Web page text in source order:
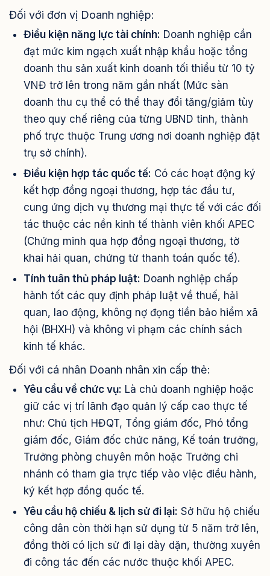
Đối với đơn vị Doanh nghiệp:
Điều kiện năng lực tài chính: Doanh nghiệp cần
đạt mức kim ngạch xuất nhập khẩu hoặc tổng
doanh thu sản xuất kinh doanh tối thiểu từ 10 tỷ
VNĐ trở lên trong năm gần nhất (Mức sàn
doanh thu cụ thể có thể thay đổi tăng/giảm tùy
theo quy chế riêng của từng UBND tỉnh, thành
phố trực thuộc Trung ương nơi doanh nghiệp đặt
trụ sở chính).
Điều kiện hợp tác quốc tế: Có các hoạt động ký
kết hợp đồng ngoại thương, hợp tác đầu tư,
cung ứng dịch vụ thương mại thực tế với các đối
tác thuộc các nền kinh tế thành viên khối APEC
(Chứng minh qua hợp đồng ngoại thương, tờ
khai hải quan, chứng từ thanh toán quốc tế).
Tính tuân thủ pháp luật: Doanh nghiệp chấp
hành tốt các quy định pháp luật về thuế, hải
quan, lao động, không nợ đọng tiền bảo hiểm xã
hội (BHXH) và không vi phạm các chính sách
kinh tế khác.
Đối với cá nhân Doanh nhân xin cấp thẻ:
Yêu cầu về chức vụ: Là chủ doanh nghiệp hoặc
giữ các vị trí lãnh đạo quản lý cấp cao thực tế
như: Chủ tịch HĐQT, Tổng giám đốc, Phó tổng
giám đốc, Giám đốc chức năng, Kế toán trưởng,
Trưởng phòng chuyên môn hoặc Trưởng chi
nhánh có tham gia trực tiếp vào việc điều hành,
ký kết hợp đồng quốc tế.
Yêu cầu hộ chiếu & lịch sử đi lại: Sở hữu hộ chiếu
công dân còn thời hạn sử dụng từ 5 năm trở lên,
đồng thời có lịch sử đi lại dày dặn, thường xuyên
đi công tác đến các nước thuộc khối APEC.